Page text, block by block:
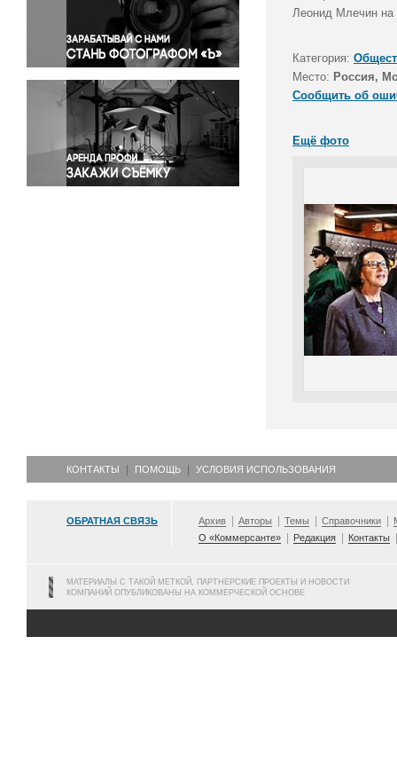
Правосудие
Происшествия и конфликты
Религия
Светская жизнь
Спорт
Экология
Экономика и бизнес
Леонид Млечин на
Категория:
Место: Россия,
Сообщить об
Ещё фото
КОНТАКТЫ ПОМОЩЬ УСЛОВИЯ ИСПОЛЬЗОВАНИЯ
ОБРАТНАЯ СВЯЗЬ Архив Авторы Темы Справочники
О «Коммерсанте»
Редакция Контакты
МАТЕРИАЛЫ С ТАКОЙ МЕТКОЙ, ПАРТНЕРСКИЕ ПРОЕКТЫ И НОВОСТИ
КОМПАНИЙ ОПУБЛИКОВАНЫ НА КОММЕРЧЕСКОЙ ОСНОВЕ